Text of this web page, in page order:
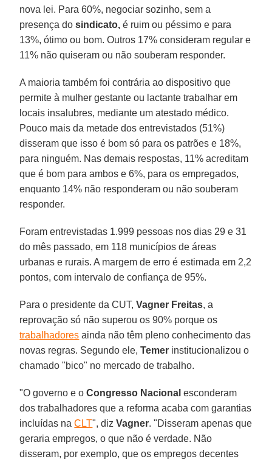
nova lei. Para 60%, negociar sozinho, sem a
presença dosindicato, é ruim ou péssimo e para
13%, ótimo ou bom. Outros 17% consideram regular e
11% não quiseram ou não souberam responder.
A maioria também foi contrária ao dispositivo que
permite à mulher gestante ou lactante trabalhar em
locais insalubres, mediante um atestado médico.
Pouco mais da metade dos entrevistados (51%)
disseram que isso é bom só para os patrões e 18%,
para ninguém. Nas demais respostas, 11% acreditam
que é bom para ambos e 6%, para os empregados,
enquanto 14% não responderam ou não souberam
responder.
Foram entrevistadas 1.999 pessoas nos dias 29 e 31
do mês passado, em 118 municípios de áreas
urbanas e rurais. A margem de erro é estimada em 2,2
pontos, com intervalo de confiança de 95%.
Para o presidente da CUT, Vagner Freitas, a
reprovação só não superou os 90% porque os
trabalhadores ainda não têm pleno conhecimento das
novas regras. Segundo ele,Temer institucionalizou o
chamado "bico" no mercado de trabalho.
"O governo e oCongresso Nacional esconderam
dos trabalhadores que a reforma acaba com garantias
incluídas naCLT", dizVagner. "Disseram apenas que
geraria empregos, o que não é verdade. Não
disseram, por exemplo, que os empregos decentes